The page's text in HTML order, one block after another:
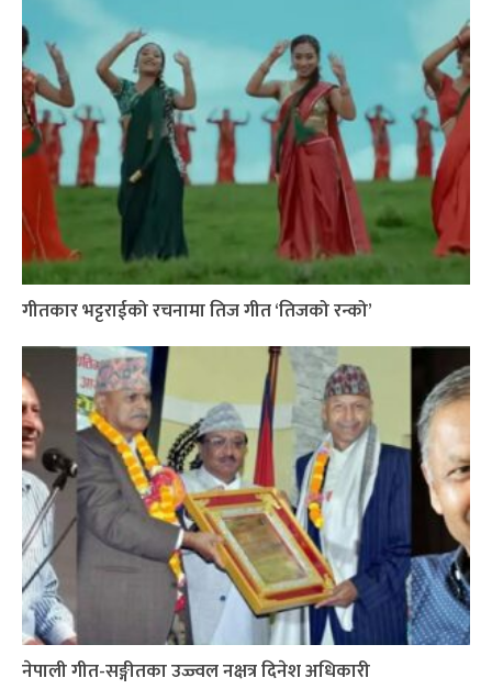
गीतकार भट्टराईको रचनामा तिज गीत ‘तिजको रन्को’
नेपाली गीत-सङ्गीतका उज्ज्वल नक्षत्र दिनेश अधिकारी